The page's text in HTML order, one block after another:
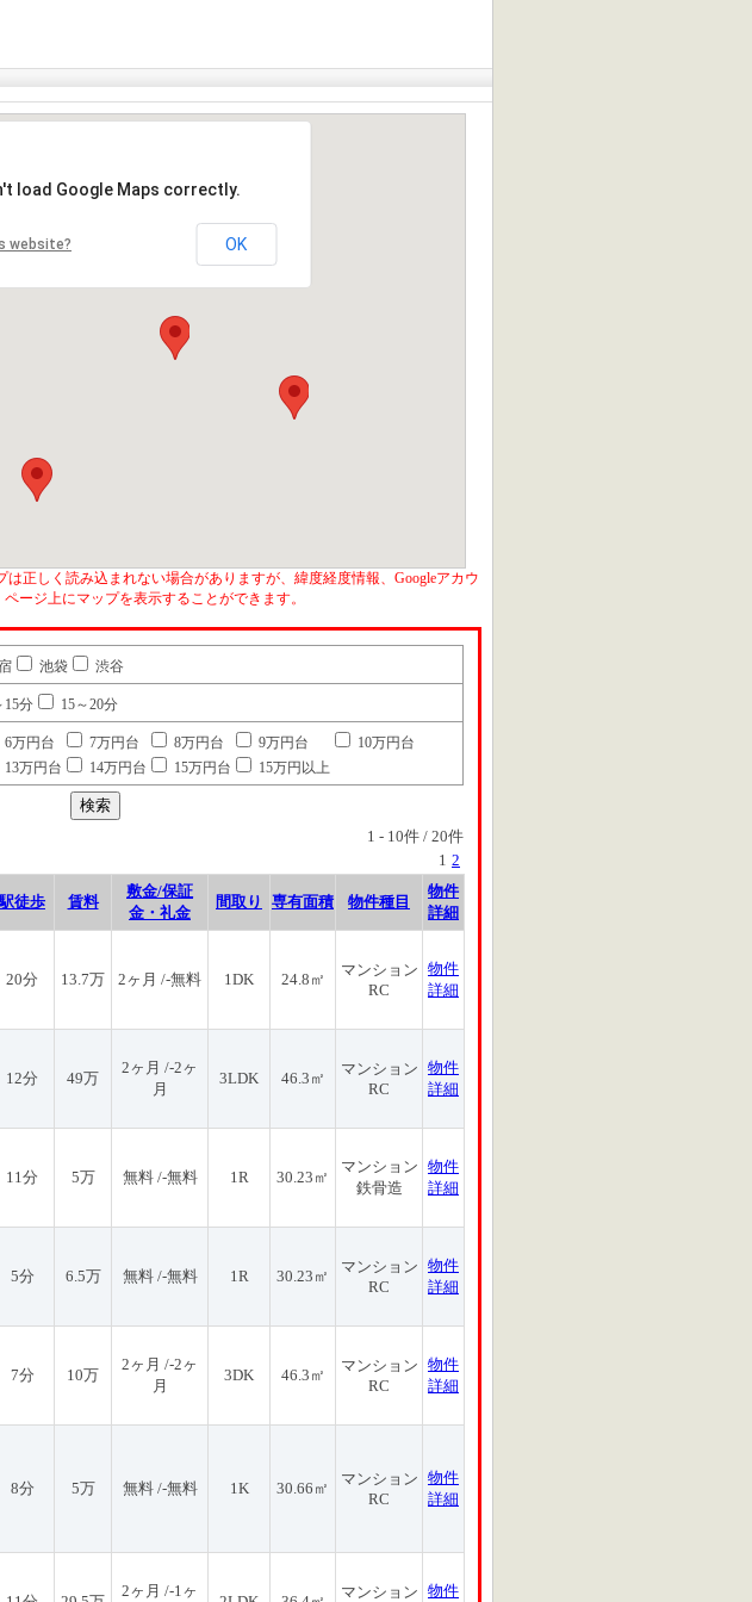
load Google Maps correctly.
website? OK
正しく読み込まれない場合がありますが、緯度経度情報、Googleアカウ
ージ上にマップを表示することができます。
池袋 渋谷
15分 15～20分
6万円台 7万円台 8万円台 9万円台
10万円台
13万円台 14万円台 15万円台 15万円以上
1 - 10件 / 20件
1 2
駅徒歩 賃料
敷金/保証
金・礼金
間取り 専有面積 物件種目
物件
詳細
20分 13.7万 2ヶ月 /-無料 1DK 24.8㎡
マンション
RC
物件
詳細
12分 49万
2ヶ月 /-2ヶ
月
3LDK 46.3㎡
マンション
RC
物件
詳細
11分 5万 無料 /-無料 1R 30.23㎡
マンション
鉄骨造
物件
詳細
5分 6.5万 無料 /-無料 1R 30.23㎡
マンション
RC
物件
詳細
7分 10万
2ヶ月 /-2ヶ
月
3DK 46.3㎡
マンション
RC
物件
詳細
8分 5万 無料 /-無料 1K 30.66㎡
マンション
RC
物件
詳細
2ヶ月 /-1ヶ マンション 物件